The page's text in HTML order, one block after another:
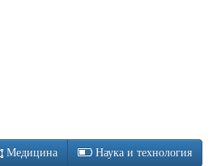
Медицина Наука и технология